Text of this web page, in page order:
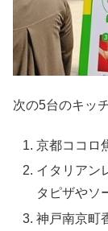
次の5台のキッ
京都ココロ
イタリアン
タピザやソ
神戸南京町